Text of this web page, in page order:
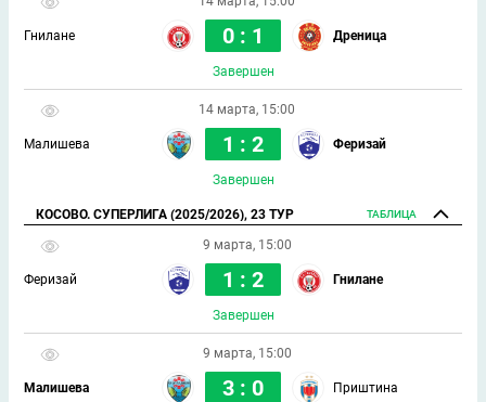
Гнилане 0 : 1 Дреница
Завершен
14 марта, 15:00
Малишева 1 : 2 Феризай
Завершен
КОСОВО. СУПЕРЛИГА (2025/2026), 23 ТУР ТАБЛИЦА
9 марта, 15:00
Феризай 1 : 2 Гнилане
Завершен
9 марта, 15:00
Малишева 3 : 0 Приштина